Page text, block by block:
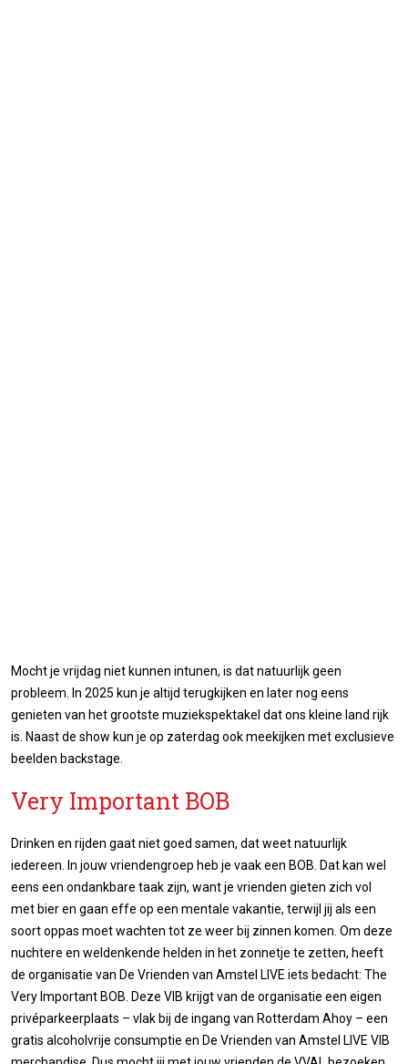
Mocht je vrijdag niet kunnen intunen, is dat natuurlijk geen
probleem. In 2025 kun je altijd terugkijken en later nog eens
genieten van het grootste muziekspektakel dat ons kleine land rijk
is. Naast de show kun je op zaterdag ook meekijken met exclusieve
beelden backstage.
Very Important BOB
Drinken en rijden gaat niet goed samen, dat weet natuurlijk
iedereen. In jouw vriendengroep heb je vaak een BOB. Dat kan wel
eens een ondankbare taak zijn, want je vrienden gieten zich vol
met bier en gaan effe op een mentale vakantie, terwijl jij als een
soort oppas moet wachten tot ze weer bij zinnen komen. Om deze
nuchtere en weldenkende helden in het zonnetje te zetten, heeft
de organisatie van De Vrienden van Amstel LIVE iets bedacht: The
Very Important BOB. Deze VIB krijgt van de organisatie een eigen
privéparkeerplaats – vlak bij de ingang van Rotterdam Ahoy – een
gratis alcoholvrije consumptie en De Vrienden van Amstel LIVE VIB